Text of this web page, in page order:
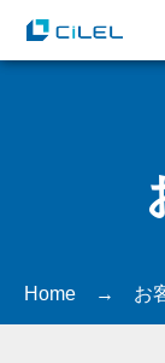
Home → お